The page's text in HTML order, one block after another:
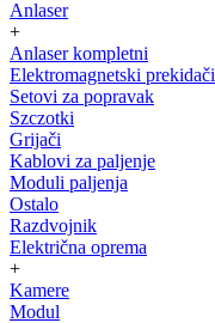
Anlaser
+
Anlaser kompletni
Elektromagnetski prekidači
Setovi za popravak
Szczotki
Grijači
Kablovi za paljenje
Moduli paljenja
Ostalo
Razdvojnik
Električna oprema
+
Kamere
Modul